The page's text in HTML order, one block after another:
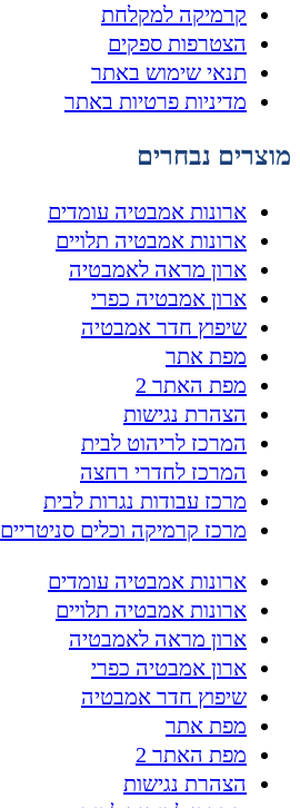
קרמיקה למקלחת
הצטרפות ספקים
תנאי שימוש באתר
מדיניות פרטיות באתר
מוצרים נבחרים
ארונות אמבטיה עומדים
ארונות אמבטיה תלויים
ארון מראה לאמבטיה
ארון אמבטיה כפרי
שיפוץ חדר אמבטיה
מפת אתר
מפת האתר 2
הצהרת נגישות
המרכז לריהוט לבית
המרכז לחדרי רחצה
מרכז עבודות נגרות לבית
מרכז קרמיקה וכלים סניטריים
ארונות אמבטיה עומדים
ארונות אמבטיה תלויים
ארון מראה לאמבטיה
ארון אמבטיה כפרי
שיפוץ חדר אמבטיה
מפת אתר
מפת האתר 2
הצהרת נגישות